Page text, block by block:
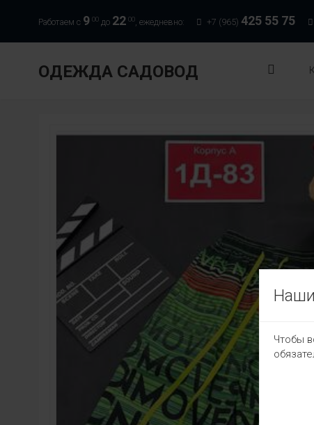
Работаем с 9 00 до 22 00, ежедневно: +7 (965) 425 55 75
ОДЕЖДА САДОВОД
Чтобы